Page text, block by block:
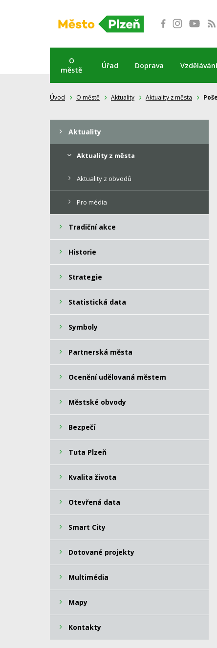
O
městě
Úřad Doprava Vzdělávání
Úvod O městě Aktuality Aktuality z města
Aktuality
Aktuality z města
Aktuality z obvodů
Pro média
Tradiční akce
Historie
Strategie
Statistická data
Symboly
Partnerská města
Ocenění udělovaná městem
Městské obvody
Bezpečí
Tuta Plzeň
Kvalita života
Otevřená data
Smart City
Dotované projekty
Multimédia
Mapy
Kontakty